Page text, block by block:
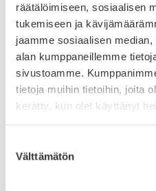
räätälöimiseen, sosiaalisen
tukemiseen ja
jaamme sosiaalisen
alan kumppaneillemme
sivustoamme.
tietoja muihin tietoihin, joita
kerätty, kun olet käyttänyt
valinta
Välttämätön
Äitienpäivälounas
Katajanmarjassa
Ravintola Katajanmarjassa
Ilmajoen kampuksella
jälleen maittava
klo 11-13. Tarjolla on